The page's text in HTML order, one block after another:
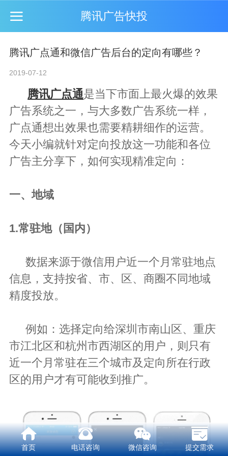
腾讯广告快投
腾讯广点通和微信广告后台的定向有哪些？
2019-07-12
腾讯广点通是当下市面上最火爆的效果
广告系统之一，与大多数广告系统一样，
广点通想出效果也需要精耕细作的运营。
今天小编就针对定向投放这一功能和各位
广告主分享下，如何实现精准定向：
一、地域
1.常驻地（国内）
数据来源于微信用户近一个月常驻地点
信息，支持按省、市、区、商圈不同地域
精度投放。
例如：选择定向给深圳市南山区、重庆
市江北区和杭州市西湖区的用户，则只有
近一个月常驻在三个城市及定向所在行政
区的用户才有可能收到推广。
首页 电话咨询 微信咨询 提交需求